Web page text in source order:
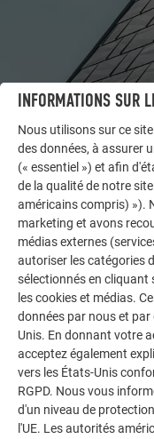
LAISSEZ-VOUS
AUTRES BÂTIMENTS
La galerie de
polyvalence de
impressionnants
durables de
façades.
VOIR DAVANTAGE
INFORMATIONS SUR
Nous utilisons sur ce
des données, à assurer
(« essentiel ») et afin
de la qualité de notre
américains compris) »).
marketing et avons
médias externes
autoriser les catégories
sélectionnés en cliquant
les cookies et médias.
données par nous et
Unis. En donnant votre
acceptez également
vers les États-Unis
RGPD. Nous vous
d'un niveau de
l'UE. Les autorités